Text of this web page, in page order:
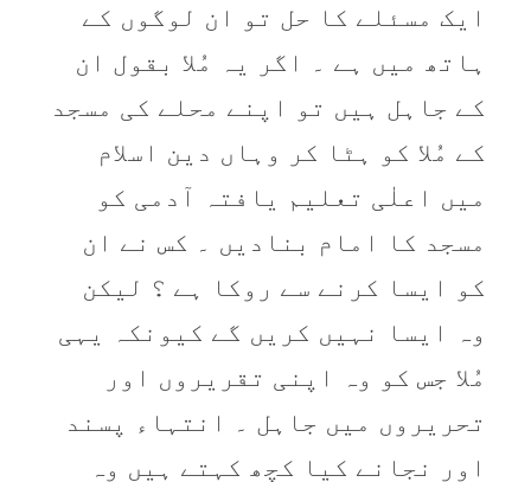
ايک مسئلے کا حل تو ان لوگوں کے
ہاتھ ميں ہے ۔ اگر یہ مُلا بقول ان
کے جاہل ہیں تو اپنے محلے کی مسجد
کے مُلا کو ہٹا کر وہاں دين اسلام
میں اعلٰی تعليم یافتہ آدمی کو
مسجد کا امام بناديں ۔ کس نے ان
کو ايسا کرنے سے روکا ہے ؟ ليکن
وہ ايسا نہيں کريں گے کيونکہ يہی
مُلا جس کو وہ اپنی تقريروں اور
تحريروں میں جاہل ۔ انتہاء پسند
اور نجانے کيا کچھ کہتے ہيں وہ